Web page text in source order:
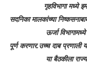
गृहविभागा मध्ये
सदनिका मालकांच्या
ऊर्जा विभागामध्ये
पूर्ण करणार.उच्च दाब
या बैठकीला राज्याचे